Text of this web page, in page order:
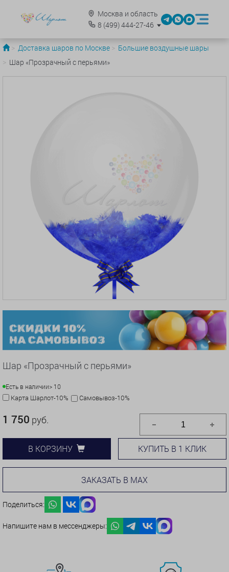
Москва и область
8 (499)444-27-46
Доставка шаров по Москве
Большие воздушные шары
Шар «Прозрачный с перьями»
Шар «Прозрачный с перьями»
Есть в наличии> 10
Карта Шарлот-10% Самовывоз-10%
1 750 руб.
В КОРЗИНУ КУПИТЬ В 1 КЛИК
ЗАКАЗАТЬ В MAX
Поделиться:
Напишите нам в мессенджеры: